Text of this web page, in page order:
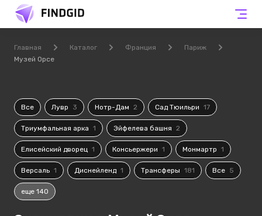
Главная Каталог Франция
Париж
Музей Орсе
Все Лувр 3 Нотр-Дам 2 Сад Тюильри 17
Триумфальная арка 1 Эйфелева башня 2
Елисейский дворец 1 Консьержери 1 Монмартр 1
Версаль 1 Диснейленд 1 Трансферы 181 Все 5
еще 140